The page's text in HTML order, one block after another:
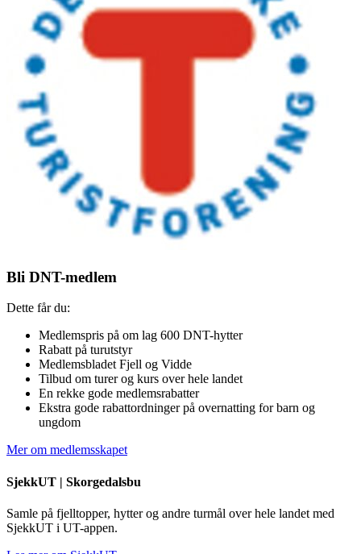
Bli DNT-medlem
Dette får du:
Medlemspris på om lag 600 DNT-hytter
Rabatt på turutstyr
Medlemsbladet Fjell og Vidde
Tilbud om turer og kurs over hele landet
En rekke gode medlemsrabatter
Ekstra gode rabattordninger på overnatting for barn og
ungdom
Mer om medlemsskapet
SjekkUT | Skorgedalsbu
Samle på fjelltopper, hytter og andre turmål over hele landet med
SjekkUT i UT-appen.